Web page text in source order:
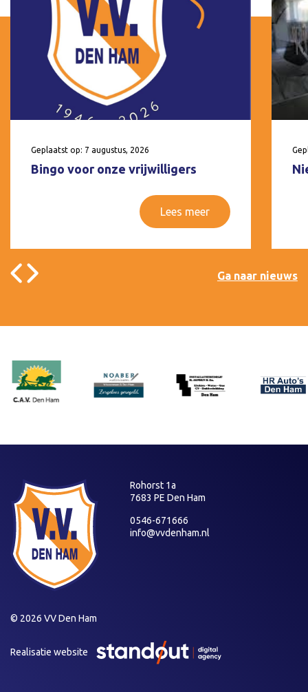
Geplaatst op: 7 augustus, 2026
Bingo voor onze vrijwilligers
Lees meer
Ga naar nieuws
Rohorst 1a
7683 PE Den Ham
0546-671666
info@vvdenham.nl
© 2026 VV Den Ham
Realisatie website